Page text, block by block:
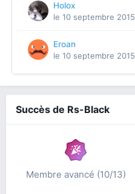
Holox
le 10 septembre 2015
Eroan
le 10 septembre 2015
Succès de Rs-Black
Membre avancé (10/13)